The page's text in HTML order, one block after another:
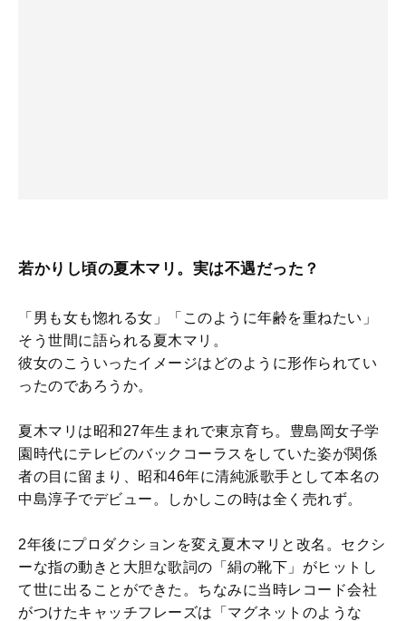
若かりし頃の夏木マリ。実は不遇だった？
「男も女も惚れる女」「このように年齢を重ねたい」
そう世間に語られる夏木マリ。
彼女のこういったイメージはどのように形作られてい
ったのであろうか。
夏木マリは昭和27年生まれで東京育ち。豊島岡女子学
園時代にテレビのバックコーラスをしていた姿が関係
者の目に留まり、昭和46年に清純派歌手として本名の
中島淳子でデビュー。しかしこの時は全く売れず。
2年後にプロダクションを変え夏木マリと改名。セクシ
ーな指の動きと大胆な歌詞の「絹の靴下」がヒットし
て世に出ることができた。ちなみに当時レコード会社
がつけたキャッチフレーズは「マグネットのような